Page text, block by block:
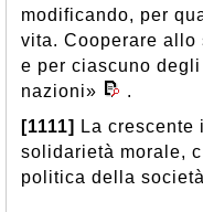
modificando, per
vita. Cooperare
e per ciascuno
nazioni»
.
[1111]
La
solidarietà morale,
politica della